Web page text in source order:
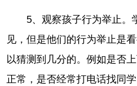
5、观察孩子行为举止。
见，但是他们的行为举止是
以猜测到几分的。例如是否
正常，是否经常打电话找同